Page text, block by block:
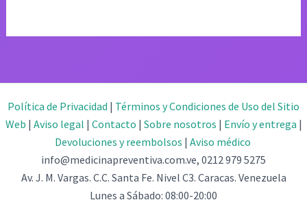
Política de Privacidad | Términos y Condiciones de Uso del Sitio
Web | Aviso legal | Contacto | Sobre nosotros | Envío y entrega |
Devoluciones y reembolsos | Aviso médico
info@medicinapreventiva.com.ve, 0212 979 5275
Av. J. M. Vargas. C.C. Santa Fe. Nivel C3. Caracas. Venezuela
Lunes a Sábado: 08:00-20:00